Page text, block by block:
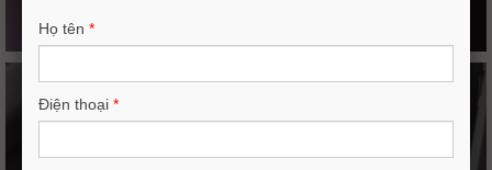
Họ tên *
Điện thoại *